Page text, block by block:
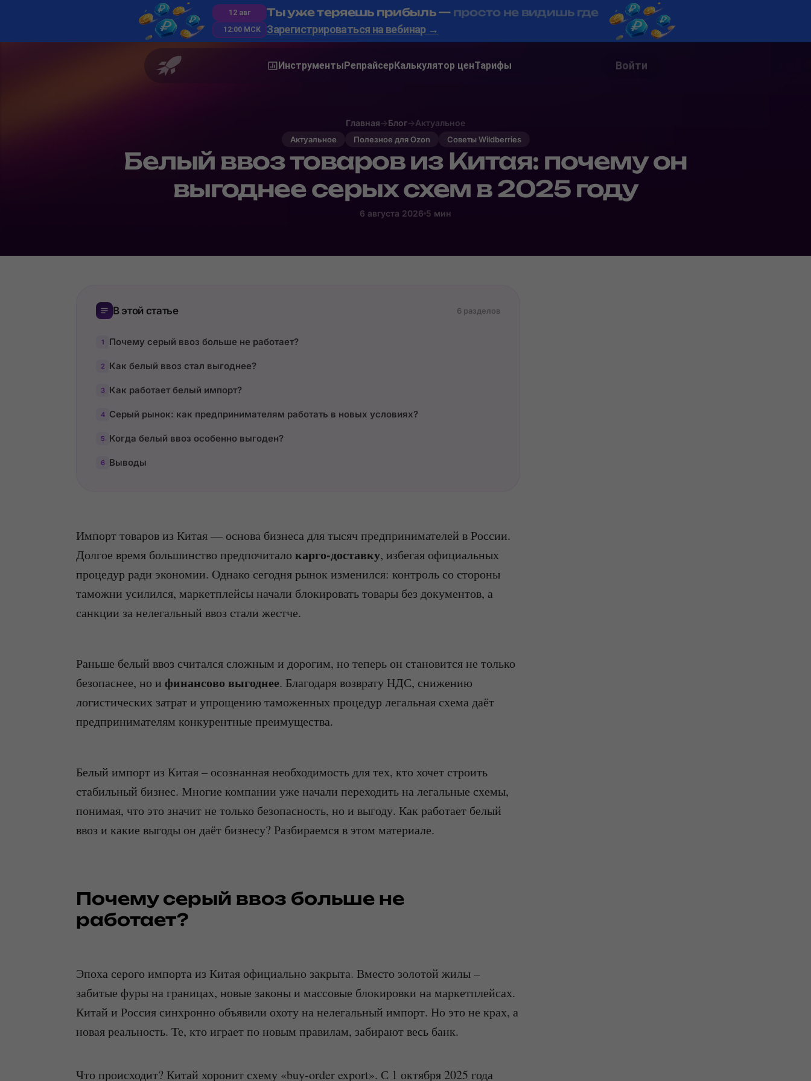
12 авг Ты уже теряешь прибыль — просто не видишь где
12:00 МСК Зарегистрироваться на вебинар →
ИнструментыРепрайсерКалькулятор ценТарифы Войти
Главная→Блог→Актуальное
Актуальное Полезное для Ozon Советы Wildberries
Белый ввоз товаров из Китая: почему он
выгоднее серых схем в 2025 году
6 августа 2026 5 мин
В этой статье 6 разделов
1 Почему серый ввоз больше не работает?
2 Как белый ввоз стал выгоднее?
3 Как работает белый импорт?
4 Серый рынок: как предпринимателям работать в новых условиях?
5 Когда белый ввоз особенно выгоден?
6 Выводы
Импорт товаров из Китая — основа бизнеса для тысяч предпринимателей в России.
Долгое время большинство предпочитало карго-доставку, избегая официальных
процедур ради экономии. Однако сегодня рынок изменился: контроль со стороны
таможни усилился, маркетплейсы начали блокировать товары без документов, а
санкции за нелегальный ввоз стали жестче.
Раньше белый ввоз считался сложным и дорогим, но теперь он становится не только
безопаснее, но и финансово выгоднее. Благодаря возврату НДС, снижению
логистических затрат и упрощению таможенных процедур легальная схема даёт
предпринимателям конкурентные преимущества.
Белый импорт из Китая – осознанная необходимость для тех, кто хочет строить
стабильный бизнес. Многие компании уже начали переходить на легальные схемы,
понимая, что это значит не только безопасность, но и выгоду. Как работает белый
ввоз и какие выгоды он даёт бизнесу? Разбираемся в этом материале.
Почему серый ввоз больше не
работает?
Эпоха серого импорта из Китая официально закрыта. Вместо золотой жилы –
забитые фуры на границах, новые законы и массовые блокировки на маркетплейсах.
Китай и Россия синхронно объявили охоту на нелегальный импорт. Но это не крах, а
новая реальность. Те, кто играет по новым правилам, забирают весь банк.
Что происходит? Китай хоронит схему «buy-order export». С 1 октября 2025 года